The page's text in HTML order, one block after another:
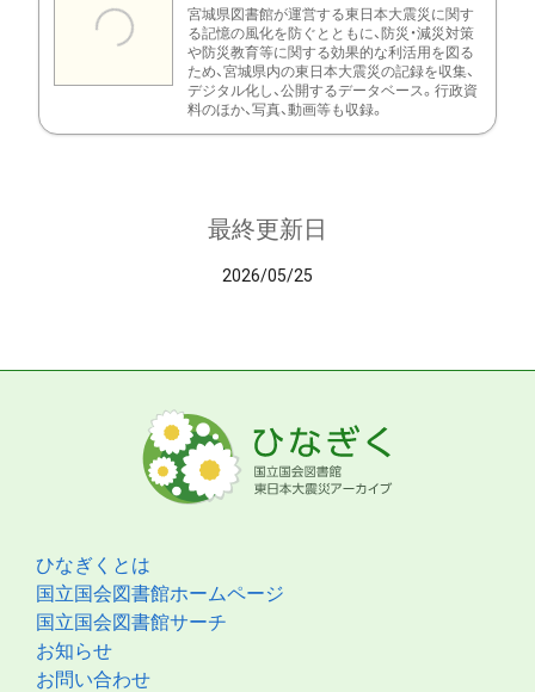
宮城県図書館が運営する東日本大震災に関す
る記憶の風化を防ぐとともに、防災・減災対策
や防災教育等に関する効果的な利活用を図る
ため、宮城県内の東日本大震災の記録を収集、
デジタル化し、公開するデータベース。行政資
料のほか、写真、動画等も収録。
最終更新日
2026/05/25
ひなぎくとは
国立国会図書館ホームページ
国立国会図書館サーチ
お知らせ
お問い合わせ